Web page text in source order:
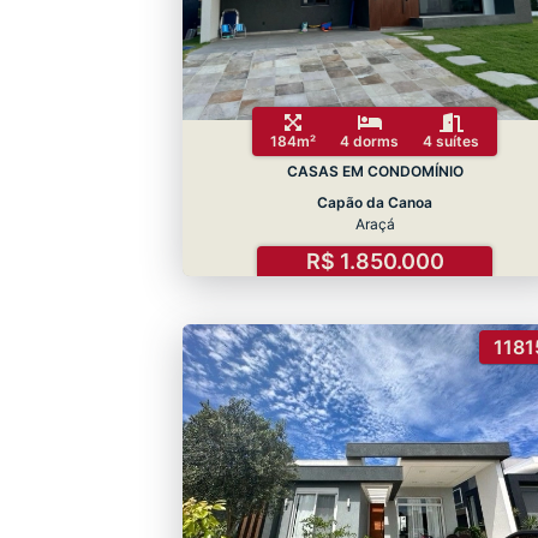
184m² 4 dorms
4 suítes
CASAS EM CONDOMÍNIO
Capão da Canoa
Araçá
R$ 1.850.000